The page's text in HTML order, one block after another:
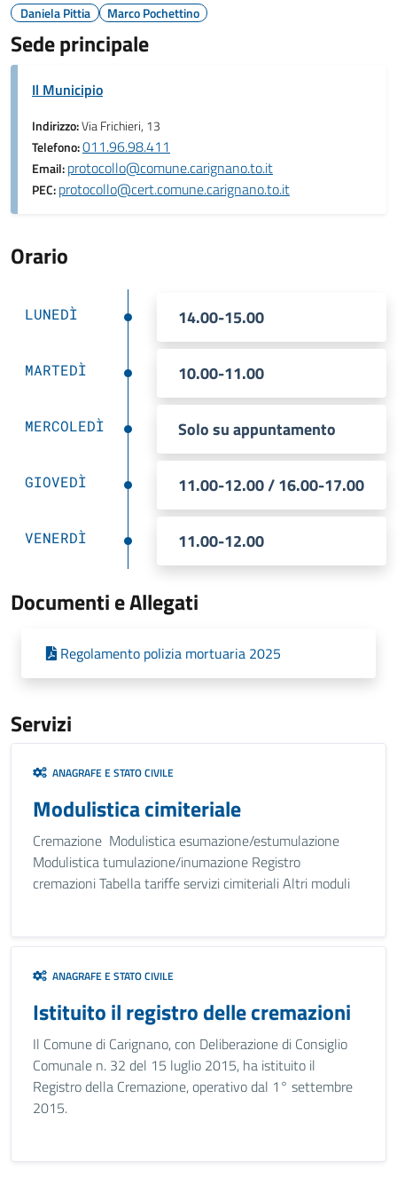
Daniela Pittia Marco Pochettino
Sede principale
Il Municipio
Indirizzo:Via Frichieri, 13
Telefono:011.96.98.411
Email:protocollo@comune.carignano.to.it
PEC:protocollo@cert.comune.carignano.to.it
Orario
LUNEDÌ 14.00-15.00
MARTEDÌ 10.00-11.00
MERCOLEDÌ Solo su appuntamento
GIOVEDÌ 11.00-12.00 / 16.00-17.00
VENERDÌ 11.00-12.00
Documenti e Allegati
Regolamento polizia mortuaria 2025
Servizi
ANAGRAFE E STATO CIVILE
Modulistica cimiteriale
Cremazione Modulistica esumazione/estumulazione
Modulistica tumulazione/inumazione Registro
cremazioni Tabella tariffe servizi cimiteriali Altri moduli
ANAGRAFE E STATO CIVILE
Istituito il registro delle cremazioni
Il Comune di Carignano, con Deliberazione di Consiglio
Comunale n. 32 del 15 luglio 2015, ha istituito il
Registro della Cremazione, operativo dal 1° settembre
2015.